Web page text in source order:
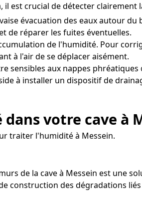
est crucial de détecter clairement
évacuation des eaux autour
de réparer les fuites éventuelles.
de l'humidité. Pour
à l'air de se déplacer aisément.
sensibles aux nappes
à installer un dispositif de
votre cave à
traiter l'humidité à Messein.
de la cave à Messein est une
construction des dégradations